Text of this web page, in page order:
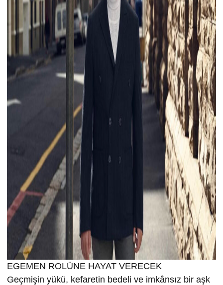
EGEMEN ROLÜNE HAYAT VERECEK
Geçmişin yükü, kefaretin bedeli ve imkânsız bir aşk